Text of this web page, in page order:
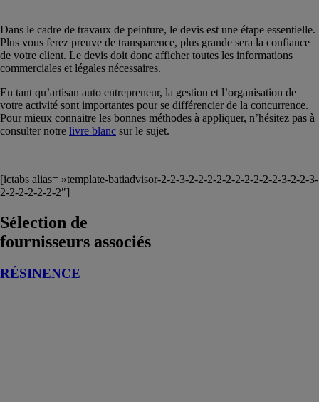
Dans le cadre de travaux de peinture, le devis est une étape essentielle.
Plus vous ferez preuve de transparence, plus grande sera la confiance
de votre client. Le devis doit donc afficher toutes les informations
commerciales et légales nécessaires.
En tant qu’artisan auto entrepreneur, la gestion et l’organisation de
votre activité sont importantes pour se différencier de la concurrence.
Pour mieux connaitre les bonnes méthodes à appliquer, n’hésitez pas à
consulter notre livre blanc sur le sujet.
[ictabs alias= »template-batiadvisor-2-2-3-2-2-2-2-2-2-2-2-2-2-3-2-2-3-
2-2-2-2-2-2-2″]
Sélection de
fournisseurs associés
RÉSINENCE